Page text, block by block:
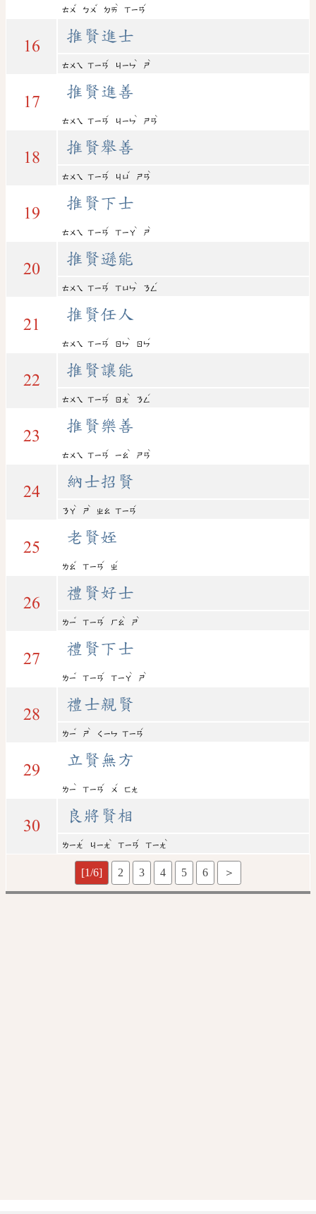
ㄊㄨ
ˇ
ㄅㄨ
ˇ
ㄉㄞ
ˋ
ㄒㄧㄢ
ˊ
16
推賢進士
ㄊㄨㄟ ㄒㄧㄢ
ˊ
ㄐㄧㄣ
ˋ
ㄕ
ˋ
17
推賢進善
ㄊㄨㄟ ㄒㄧㄢ
ˊ
ㄐㄧㄣ
ˋ
ㄕㄢ
ˋ
18
推賢舉善
ㄊㄨㄟ ㄒㄧㄢ
ˊ
ㄐㄩ
ˇ
ㄕㄢ
ˋ
19
推賢下士
ㄊㄨㄟ ㄒㄧㄢ
ˊ
ㄒㄧㄚ
ˋ
ㄕ
ˋ
20
推賢遜能
ㄊㄨㄟ ㄒㄧㄢ
ˊ
ㄒㄩㄣ
ˋ
ㄋㄥ
ˊ
21
推賢任人
ㄊㄨㄟ ㄒㄧㄢ
ˊ
ㄖㄣ
ˋ
ㄖㄣ
ˊ
22
推賢讓能
ㄊㄨㄟ ㄒㄧㄢ
ˊ
ㄖㄤ
ˋ
ㄋㄥ
ˊ
23
推賢樂善
ㄊㄨㄟ ㄒㄧㄢ
ˊ
ㄧㄠ
ˋ
ㄕㄢ
ˋ
24
納士招賢
ㄋㄚ
ˋ
ㄕ
ˋ
ㄓㄠ ㄒㄧㄢ
ˊ
25
老賢姪
ㄌㄠ
ˇ
ㄒㄧㄢ
ˊ
ㄓ
ˊ
26
禮賢好士
ㄌㄧ
ˇ
ㄒㄧㄢ
ˊ
ㄏㄠ
ˋ
ㄕ
ˋ
27
禮賢下士
ㄌㄧ
ˇ
ㄒㄧㄢ
ˊ
ㄒㄧㄚ
ˋ
ㄕ
ˋ
28
禮士親賢
ㄌㄧ
ˇ
ㄕ
ˋ
ㄑㄧㄣ ㄒㄧㄢ
ˊ
29
立賢無方
ㄌㄧ
ˋ
ㄒㄧㄢ
ˊ
ㄨ
ˊ
ㄈㄤ
30
良將賢相
ㄌㄧㄤ
ˊ
ㄐㄧㄤ
ˋ
ㄒㄧㄢ
ˊ
ㄒㄧㄤ
ˋ
[1/6] 2 3 4 5 6 ＞